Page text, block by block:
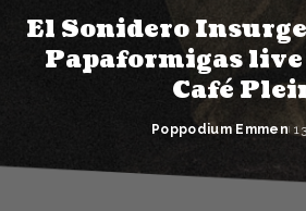
El Sonidero
Papaformigas
Café
Posted
Poppodium Emmen